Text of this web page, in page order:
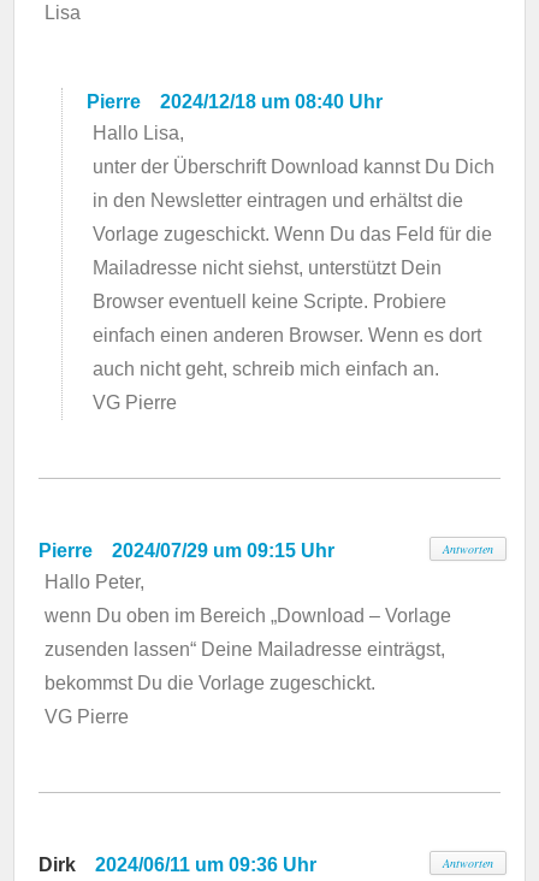
Lisa
Pierre
2024/12/18 um 08:40 Uhr
Hallo Lisa,
unter der Überschrift Download kannst Du Dich
in den Newsletter eintragen und erhältst die
Vorlage zugeschickt. Wenn Du das Feld für die
Mailadresse nicht siehst, unterstützt Dein
Browser eventuell keine Scripte. Probiere
einfach einen anderen Browser. Wenn es dort
auch nicht geht, schreib mich einfach an.
VG Pierre
Pierre
2024/07/29 um 09:15 Uhr
Hallo Peter,
wenn Du oben im Bereich „Download – Vorlage
zusenden lassen“ Deine Mailadresse einträgst,
bekommst Du die Vorlage zugeschickt.
VG Pierre
Antworten
Dirk
2024/06/11 um 09:36 Uhr
Antworten